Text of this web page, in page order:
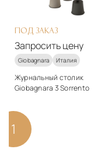
ПОД ЗАКАЗ
Запросить цену
Giobagnara Италия
Журнальный столик
Giobagnara 3 Sorrento
арт-деко
Материалы
Натуральная кожа
1